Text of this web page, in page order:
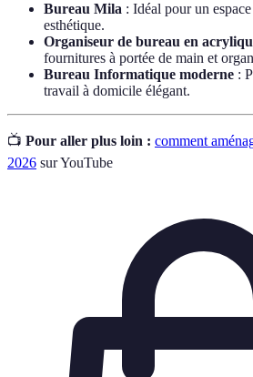
Bureau Mila : Idéal pour un
esthétique.
Organiseur de bureau en
fournitures à portée de main et
Bureau Informatique moderne :
travail à domicile élégant.
📺 Pour aller plus loin : comment
2026 sur YouTube